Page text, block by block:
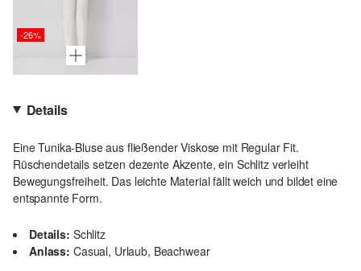
-26%
Details
Eine Tunika-Bluse aus fließender Viskose mit Regular Fit.
Rüschendetails setzen dezente Akzente, ein Schlitz verleiht
Bewegungsfreiheit. Das leichte Material fällt weich und bildet eine
entspannte Form.
Details: Schlitz
Anlass: Casual, Urlaub, Beachwear